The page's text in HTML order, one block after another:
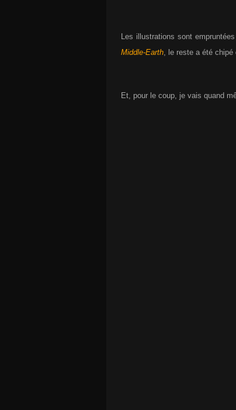
Les illustrations sont
Middle-Earth, le reste a été chipé
Et, pour le coup, je vais quand